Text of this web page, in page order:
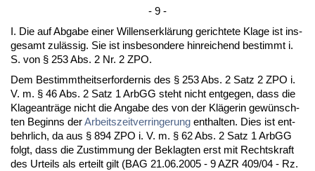
- 9 -
I. Die auf Ab­ga­be ei­ner Wil­lens­erklärung ge­rich­te­te Kla­ge ist ins­
ge­samt zulässig. Sie ist ins­be­son­de­re hin­rei­chend be­stimmt i.
S. von § 253 Abs. 2 Nr. 2 ZPO.
Dem Be­stimmt­heits­er­for­der­nis des § 253 Abs. 2 Satz 2 ZPO i.
V. m. § 46 Abs. 2 Satz 1 ArbGG steht nicht ent­ge­gen, dass die
Kla­ge­anträge nicht die An­ga­be des von der Kläge­rin gewünsch­
ten Be­ginns derAr­beits­zeit­ver­rin­ge­rung ent­hal­ten. Dies ist ent­
behr­lich, da aus § 894 ZPO i. V. m. § 62 Abs. 2 Satz 1 ArbGG
folgt, dass die Zu­stim­mung der Be­klag­ten erst mit Rechts­kraft
des Ur­teils als er­teilt gilt (BAG 21.06.2005 - 9 AZR 409/04 - Rz.